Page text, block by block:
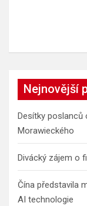
Nejnovější
Desítky poslanců
Morawieckého
Divácký zájem o
Čína představila
AI technologie